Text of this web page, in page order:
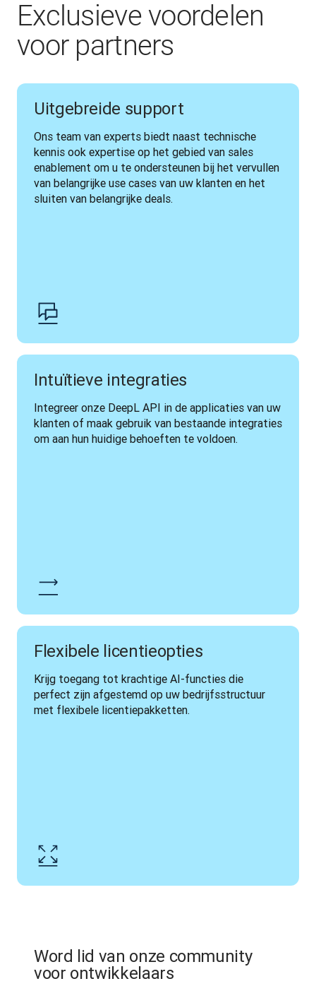
Exclusieve voordelen
voor partners
Uitgebreide support
Ons team van experts biedt naast technische
kennis ook expertise op het gebied van sales
enablement om u te ondersteunen bij het vervullen
van belangrijke use cases van uw klanten en het
sluiten van belangrijke deals.
Intuïtieve integraties
Integreer onze DeepL API in de applicaties van uw
klanten of maak gebruik van bestaande integraties
om aan hun huidige behoeften te voldoen.
Flexibele licentieopties
Krijg toegang tot krachtige AI-functies die
perfect zijn afgestemd op uw bedrijfsstructuur
met flexibele licentiepakketten.
Word lid van onze community
voor ontwikkelaars